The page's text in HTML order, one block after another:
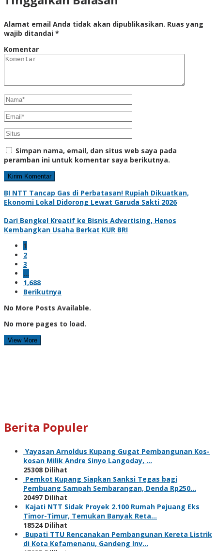
Alamat email Anda tidak akan dipublikasikan. Ruas yang
wajib ditandai *
Komentar
Simpan nama, email, dan situs web saya pada
peramban ini untuk komentar saya berikutnya.
BI NTT Tancap Gas di Perbatasan! Rupiah Dikuatkan,
Ekonomi Lokal Didorong Lewat Garuda Sakti 2026
Dari Bengkel Kreatif ke Bisnis Advertising, Henos
Kembangkan Usaha Berkat KUR BRI
1
2
3
…
1,688
Berikutnya
No More Posts Available.
No more pages to load.
View More
Berita Populer
Yayasan Arnoldus Kupang Gugat Pembangunan Kos-
kosan Milik Andre Sinyo Langoday, …
25308 Dilihat
Pemkot Kupang Siapkan Sanksi Tegas bagi
Pembuang Sampah Sembarangan, Denda Rp250…
20497 Dilihat
Kajati NTT Sidak Proyek 2.100 Rumah Pejuang Eks
Timor-Timur, Temukan Banyak Reta…
18524 Dilihat
Bupati TTU Rencanakan Pembangunan Kereta Listrik
di Kota Kefamenanu, Gandeng Inv…